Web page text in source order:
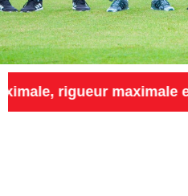
maximale et humilité